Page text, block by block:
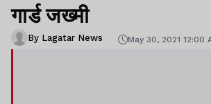
गार्ड जख्मी
By Lagatar News May 30, 2021 12:00